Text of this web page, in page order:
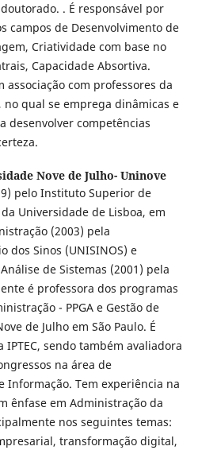
. É responsável por
campos de Desenvolvimento de
Criatividade com base no
Capacidade Absortiva.
com professores da
qual se emprega dinâmicas e
desenvolver competências
Nove de Julho- Uninove
pelo Instituto Superior de
Universidade de Lisboa, em
(2003) pela
dos Sinos (UNISINOS) e
de Sistemas (2001) pela
é professora dos programas
- PPGA e Gestão de
de Julho em São Paulo. É
sendo também avaliadora
na área de
Informação. Tem experiência na
ênfase em Administração da
nos seguintes temas:
transformação digital,